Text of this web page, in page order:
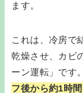
ます。
これは、冷房で
乾燥させ、カビ
ーン運転」です
フ後から約1時